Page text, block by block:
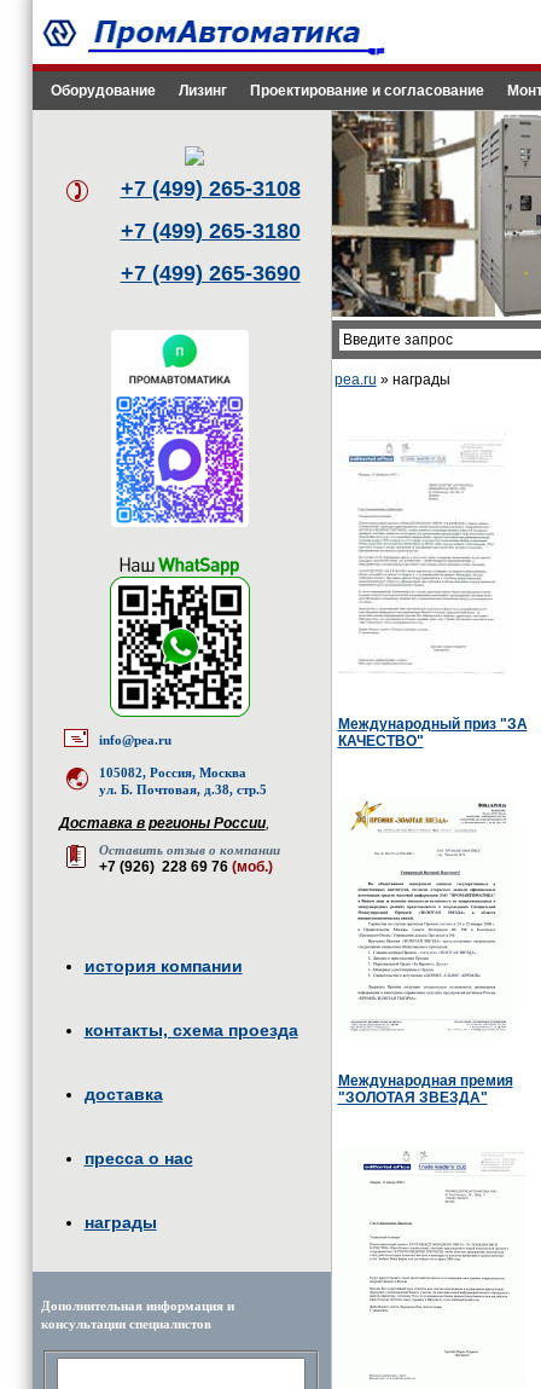
Оборудование Лизинг Проектирование и согласование
+7 (499) 265-3108
+7 (499) 265-3180
+7 (499) 265-3690
info@pea.ru
105082, Россия, Москва
ул. Б. Почтовая, д.38, стр.5
Доставка в регионы России,
Оставить отзыв о компании
+7 (926) 228 69 76 (моб.)
история компании
контакты, схема проезда
доставка
пресса о нас
награды
Дополнительная информация и
консультации специалистов
pea.ru » награды
Международный приз "ЗА
КАЧЕСТВО"
Международная премия
"ЗОЛОТАЯ ЗВЕЗДА"